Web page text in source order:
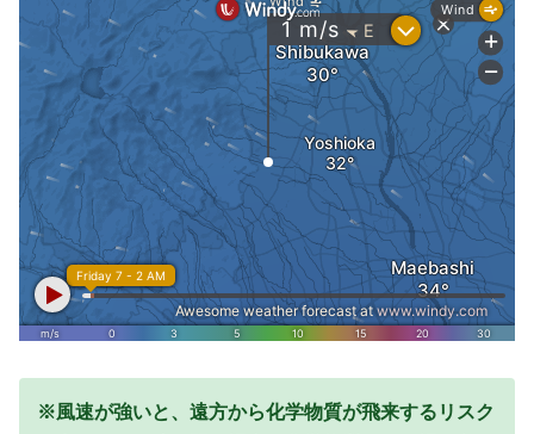
※風速が強いと、遠方から化学物質が飛来するリスク